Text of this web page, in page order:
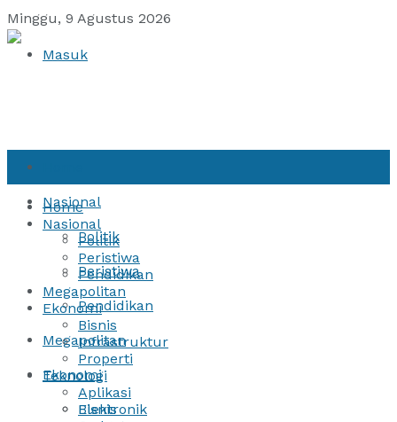
Minggu, 9 Agustus 2026
Masuk
Nasional
Politik
Peristiwa
Pendidikan
Megapolitan
Ekonomi
Bisnis
Home
Nasional
Politik
Peristiwa
Pendidikan
Megapolitan
Ekonomi
Bisnis
Infrastruktur
Properti
Teknologi
Aplikasi
Elektronik